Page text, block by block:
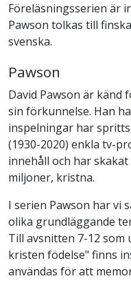
Föreläsningsserien är
Pawson tolkas till
svenska.
Pawson
David Pawson är känd
sin förkunnelse. Han
inspelningar har
(1930-2020) enkla tv-
innehåll och har
miljoner, kristna.
I serien Pawson har vi
olika grundläggande
Till avsnitten 7-12
kristen födelse" finns
användas för att